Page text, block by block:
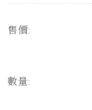
售價:
數量: